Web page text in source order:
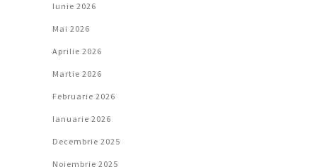
Iunie 2026
Mai 2026
Aprilie 2026
Martie 2026
Februarie 2026
Ianuarie 2026
Decembrie 2025
Noiembrie 2025